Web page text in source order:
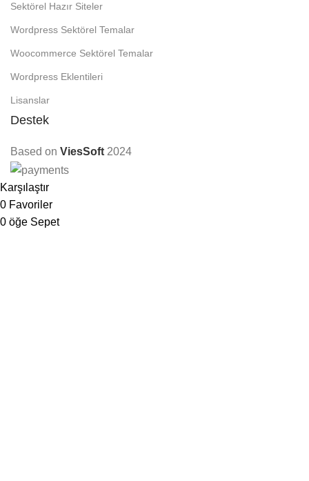
Sektörel Hazır Siteler
Wordpress Sektörel Temalar
Woocommerce Sektörel Temalar
Wordpress Eklentileri
Lisanslar
Destek
Based on ViesSoft 2024
Karşılaştır
0 Favoriler
0 öğe Sepet